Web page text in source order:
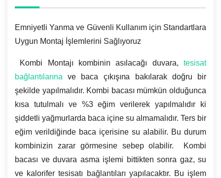
Emniyetli Yanma ve Güvenli Kullanım için Standartlara
Uygun Montaj İşlemlerini Sağlıyoruz
Kombi Montajı kombinin asılacağı duvara, tesisat
bağlantılarına ve baca çıkışına bakılarak doğru bir
şekilde yapılmalıdır. Kombi bacası mümkün olduğunca
kısa tutulmalı ve %3 eğim verilerek yapılmalıdır ki
şiddetli yağmurlarda baca içine su almamalıdır. Ters bir
eğim verildiğinde baca içerisine su alabilir. Bu durum
kombinizin zarar görmesine sebep olabilir. Kombi
bacası ve duvara asma işlemi bittikten sonra gaz, su
ve kalorifer tesisatı bağlantıları yapılacaktır. Bu işlem